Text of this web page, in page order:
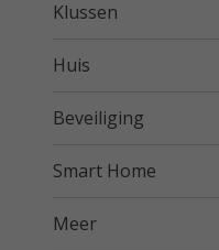
Klussen
Huis
Beveiliging
Smart Home
Meer